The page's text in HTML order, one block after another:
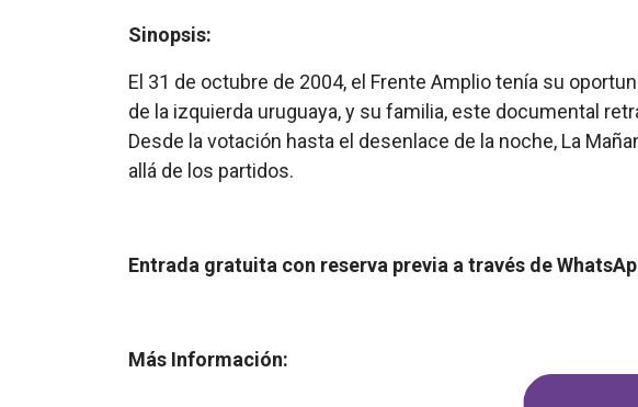
Sinopsis:
El 31 de octubre de 2004, el Frente Amplio tenía su
de la izquierda uruguaya, y su familia, este documental
Desde la votación hasta el desenlace de la noche, La
allá de los partidos.
Entrada gratuita con reserva previa a través de
Más Información: